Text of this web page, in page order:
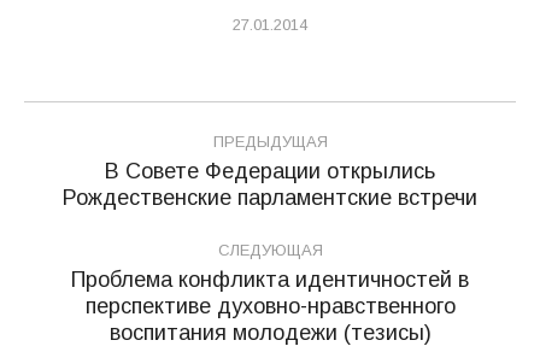
27.01.2014
Навигация
записям
ПРЕДЫДУЩАЯ
Предыдущая
В Совете Федерации открылись
Рождественские парламентские встречи
СЛЕДУЮЩАЯ
Следующая
запись:
Проблема конфликта идентичностей в
перспективе духовно-нравственного
воспитания молодежи (тезисы)